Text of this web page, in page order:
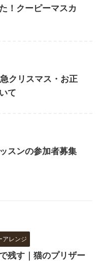
！クーピーマスカ
クリスマス・お正
て
スンの参加者募集
アレンジ
残す｜猫のプリザー